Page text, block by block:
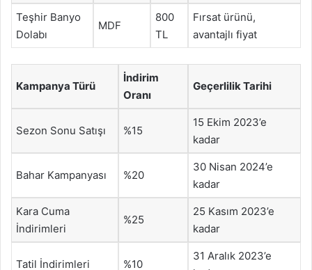
Teşhir Banyo
Dolabı
MDF
800
TL
Fırsat ürünü,
avantajlı fiyat
Kampanya Türü
İndirim
Oranı
Geçerlilik Tarihi
Sezon Sonu Satışı %15
15 Ekim 2023’e
kadar
Bahar Kampanyası %20
30 Nisan 2024’e
kadar
Kara Cuma
İndirimleri
%25
25 Kasım 2023’e
kadar
Tatil İndirimleri %10
31 Aralık 2023’e